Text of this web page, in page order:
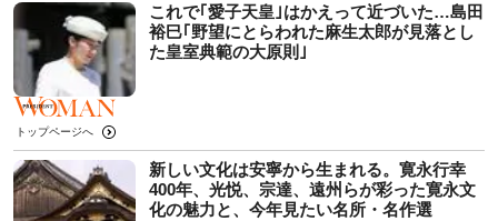
これで｢愛子天皇｣はかえって近づいた…島田
裕巳｢野望にとらわれた麻生太郎が見落とし
た皇室典範の大原則｣
トップページへ
新しい文化は安寧から生まれる。寛永行幸
400年、光悦、宗達、遠州らが彩った寛永文
化の魅力と、今年見たい名所・名作選